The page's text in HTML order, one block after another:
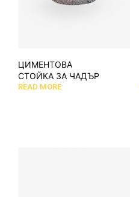
ЦИМЕНТОВА
СТОЙКА ЗА ЧАДЪР
READ MORE